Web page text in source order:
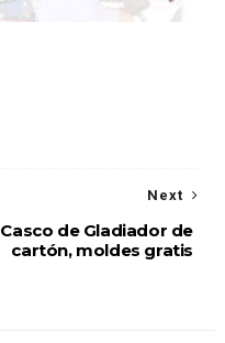
Next
Casco de Gladiador de
cartón, moldes gratis